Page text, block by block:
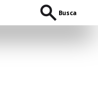
Busca